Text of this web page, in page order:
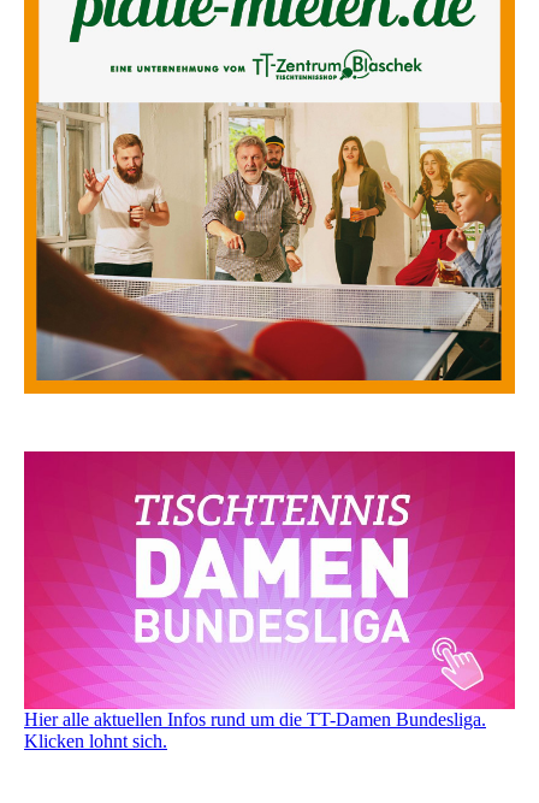
Hier alle aktuellen Infos rund um die TT-Damen Bundesliga.
Klicken lohnt sich.